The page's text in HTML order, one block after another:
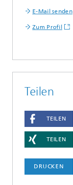
E-Mail senden
Zum Profil
Teilen
TEILEN
TEILEN
DRUCKEN